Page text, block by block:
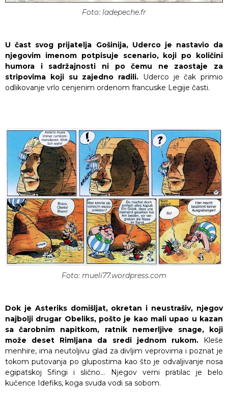
Foto: ladepeche.fr
U čast svog prijatelja Gošinija, Uderco je nastavio da
njegovim imenom potpisuje scenario, koji po količini
humora i sadržajnosti ni po čemu ne zaostaje za
stripovima koji su zajedno radili. Uderco je čak primio
odlikovanje vrlo cenjenim ordenom francuske Legije časti.
Foto: mueli77.wordpress.com
Dok je Asteriks domišljat, okretan i neustrašiv, njegov
najbolji drugar Obeliks, pošto je kao mali upao u kazan
sa čarobnim napitkom, ratnik nemerljive snage, koji
može deset Rimljana da sredi jednom rukom. Kleše
menhire, ima neutoljivu glad za divljim veprovima i poznat je
tokom putovanja po glupostima kao što je odvaljivanje nosa
egipatskoj Sfingi i slično… Njegov verni pratilac je belo
kučence Idefiks, koga svuda vodi sa sobom.